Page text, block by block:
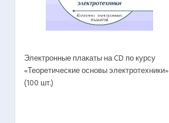
Электронные плакаты на CD по курсу
«Теоретические основы электротехники»
(100 шт.)